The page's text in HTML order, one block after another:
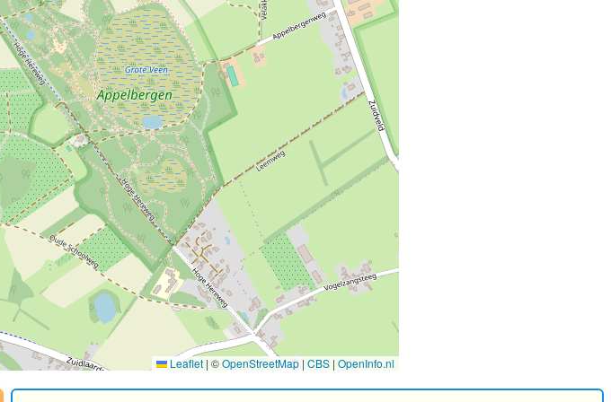
Leaflet | ©OpenStreetMap | CBS | OpenInfo.nl